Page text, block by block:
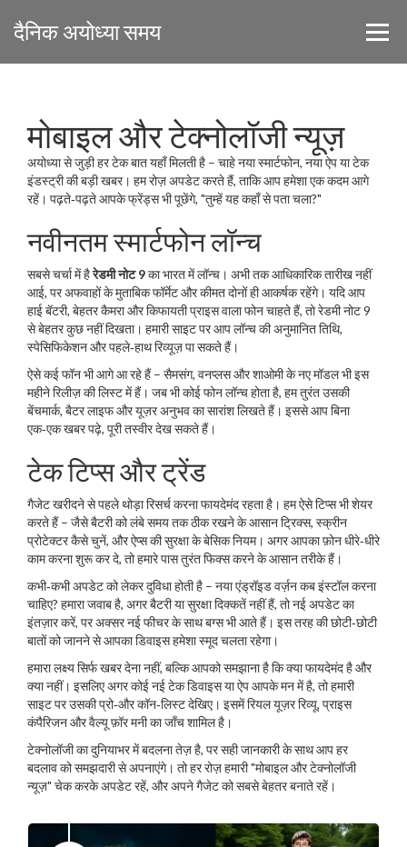
दैनिक अयोध्या समय
मोबाइल और टेक्नोलॉजी न्यूज़
अयोध्या से जुड़ी हर टेक बात यहाँ मिलती है – चाहे नया स्मार्टफोन, नया ऐप या टेक
इंडस्ट्री की बड़ी खबर। हम रोज़ अपडेट करते हैं, ताकि आप हमेशा एक कदम आगे
रहें। पढ़ते‑पढ़ते आपके फ्रेंड्स भी पूछेंगे, "तुम्हें यह कहाँ से पता चला?"
नवीनतम स्मार्टफोन लॉन्च
सबसे चर्चा में हैरेडमी नोट 9का भारत में लॉन्च। अभी तक आधिकारिक तारीख नहीं
आई, पर अफवाहों के मुताबिक फॉर्मेट और कीमत दोनों ही आकर्षक रहेंगे। यदि आप
हाई बॅटरी, बेहतर कैमरा और किफायती प्राइस वाला फोन चाहते हैं, तो रेडमी नोट 9
से बेहतर कुछ नहीं दिखता। हमारी साइट पर आप लॉन्च की अनुमानित तिथि,
स्पेसिफिकेशन और पहले‑हाथ रिव्यूज़ पा सकते हैं।
ऐसे कई फॉन भी आगे आ रहे हैं – सैमसंग, वनप्लस और शाओमी के नए मॉडल भी इस
महीने रिलीज़ की लिस्ट में हैं। जब भी कोई फोन लॉन्च होता है, हम तुरंत उसकी
बेंचमार्क, बैटर लाइफ और यूज़र अनुभव का सारांश लिखते हैं। इससे आप बिना
एक‑एक खबर पढ़े, पूरी तस्वीर देख सकते हैं।
टेक टिप्स और ट्रेंड
गैजेट खरीदने से पहले थोड़ा रिसर्च करना फायदेमंद रहता है। हम ऐसे टिप्स भी शेयर
करते हैं – जैसे बैटरी को लंबे समय तक ठीक रखने के आसान ट्रिक्स, स्क्रीन
प्रोटेक्टर कैसे चुनें, और ऐप्स की सुरक्षा के बेसिक नियम। अगर आपका फ़ोन धीरे‑धीरे
काम करना शुरू कर दे, तो हमारे पास तुरंत फिक्स करने के आसान तरीके हैं।
कभी‑कभी अपडेट को लेकर दुविधा होती है – नया एंड्रॉइड वर्ज़न कब इंस्टॉल करना
चाहिए? हमारा जवाब है, अगर बैटरी या सुरक्षा दिक्कतें नहीं हैं, तो नई अपडेट का
इंतज़ार करें, पर अक्सर नई फीचर के साथ बग्स भी आते हैं। इस तरह की छोटी‑छोटी
बातों को जानने से आपका डिवाइस हमेशा स्मूद चलता रहेगा।
हमारा लक्ष्य सिर्फ खबर देना नहीं, बल्कि आपको समझाना है कि क्या फायदेमंद है और
क्या नहीं। इसलिए अगर कोई नई टेक डिवाइस या ऐप आपके मन में है, तो हमारी
साइट पर उसकी प्रो‑और कॉन‑लिस्ट देखिए। इसमें रियल यूज़र रिव्यू, प्राइस
कंपैरिजन और वैल्यू फ़ॉर मनी का जाँच शामिल है।
टेक्नोलॉजी का दुनियाभर में बदलना तेज़ है, पर सही जानकारी के साथ आप हर
बदलाव को समझदारी से अपनाएंगे। तो हर रोज़ हमारी "मोबाइल और टेक्नोलॉजी
न्यूज़" चेक करके अपडेट रहें, और अपने गैजेट को सबसे बेहतर बनाते रहें।